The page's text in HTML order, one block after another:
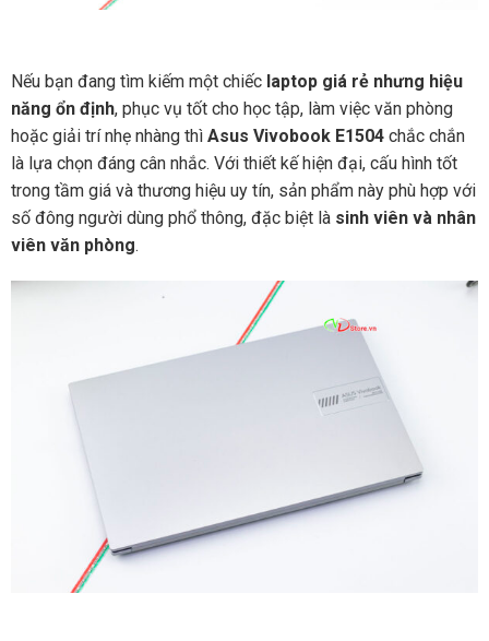
Nếu bạn đang tìm kiếm một chiếc laptop giá rẻ nhưng hiệu
năng ổn định, phục vụ tốt cho học tập, làm việc văn phòng
hoặc giải trí nhẹ nhàng thì Asus Vivobook E1504chắc chắn
là lựa chọn đáng cân nhắc. Với thiết kế hiện đại, cấu hình tốt
trong tầm giá và thương hiệu uy tín, sản phẩm này phù hợp với
số đông người dùng phổ thông, đặc biệt là sinh viên và nhân
viên văn phòng.